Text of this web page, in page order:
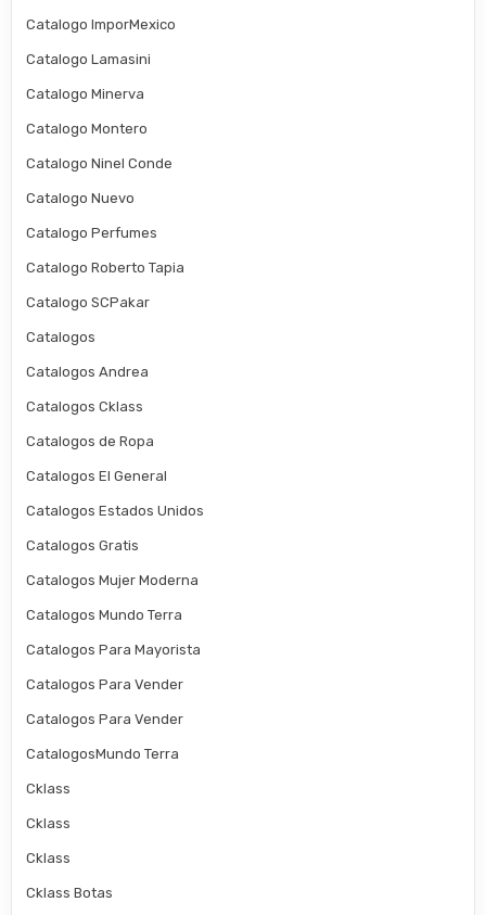
Catalogo ImporMexico
Catalogo Lamasini
Catalogo Minerva
Catalogo Montero
Catalogo Ninel Conde
Catalogo Nuevo
Catalogo Perfumes
Catalogo Roberto Tapia
Catalogo SCPakar
Catalogos
Catalogos Andrea
Catalogos Cklass
Catalogos de Ropa
Catalogos El General
Catalogos Estados Unidos
Catalogos Gratis
Catalogos Mujer Moderna
Catalogos Mundo Terra
Catalogos Para Mayorista
Catalogos Para Vender
Catalogos Para Vender
CatalogosMundo Terra
Cklass
Cklass
Cklass
Cklass Botas